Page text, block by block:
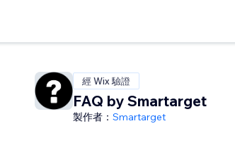
經 Wix 驗證
FAQ by Smartarget
製作者： Smartarget